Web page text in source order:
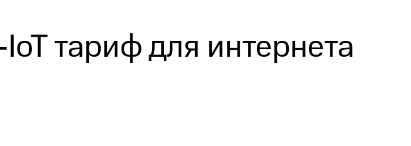
тариф для интернета